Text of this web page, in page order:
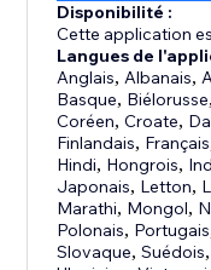
Disponibilité :
Cette application
Langues de
Anglais, Albanais,
Basque, Biélorusse,
Coréen,Croate,
Finlandais, Français
Hindi, Hongrois,
Japonais, Letton,
Marathi, Mongol,
Polonais, Portugais
Slovaque,Suédois